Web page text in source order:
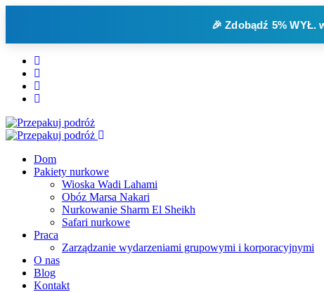
🎉 Zdobądź 5% WYŁ.
Dom
Pakiety nurkowe
Wioska Wadi Lahami
Obóz Marsa Nakari
Nurkowanie Sharm El Sheikh
Safari nurkowe
Praca
Zarządzanie wydarzeniami grupowymi i korporacyjnymi
O nas
Blog
Kontakt